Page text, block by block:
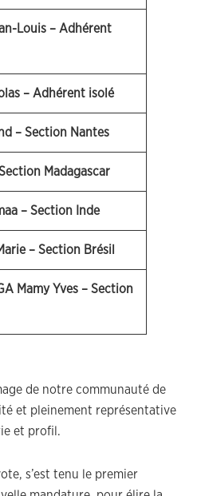
Louis – Adhérent
– Adhérent isolé
– Section Nantes
Madagascar
– Section Inde
– Section Brésil
Mamy Yves – Section
de notre communauté de
et pleinement représentative
et profil.
s’est tenu le premier